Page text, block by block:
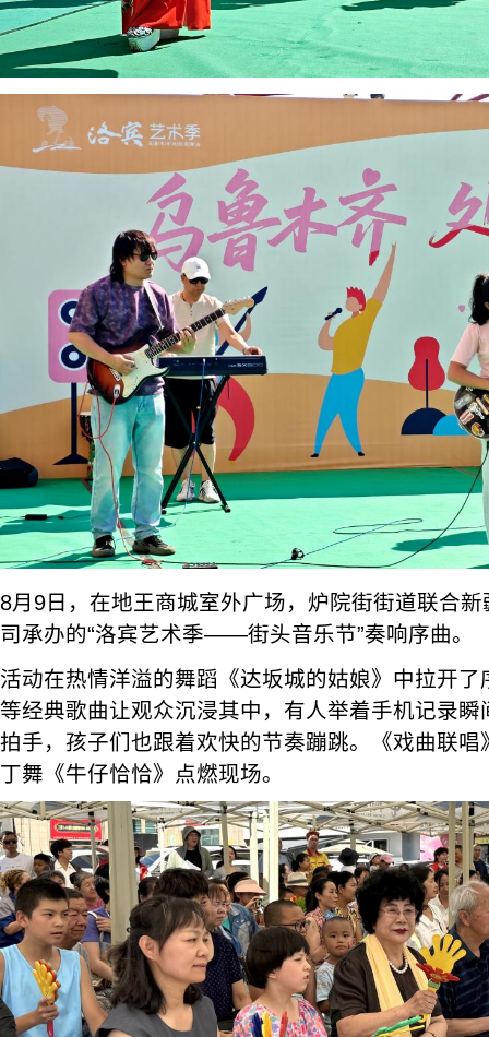
8月9日，在地王商城室外广场，炉院街街道联合
司承办的“洛宾艺术季——街头音乐节”奏响序曲。
活动在热情洋溢的舞蹈《达坂城的姑娘》中拉开
等经典歌曲让观众沉浸其中，有人举着手机记录
拍手，孩子们也跟着欢快的节奏蹦跳。《戏曲联
丁舞《牛仔恰恰》点燃现场。